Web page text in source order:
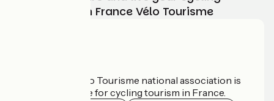
adventure with France Vélo Tourisme
The France Vélo Tourisme national association is
the official guide for cycling tourism in France.